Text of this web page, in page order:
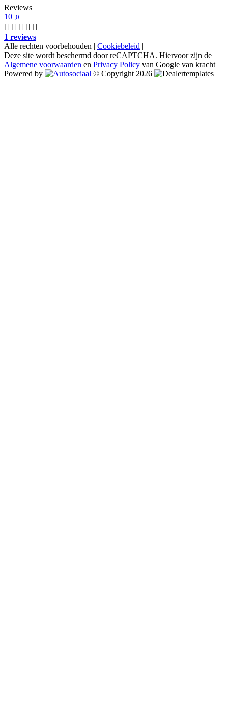
Reviews
10 ,0
1 reviews
Alle rechten voorbehouden | Cookiebeleid |
Deze site wordt beschermd door reCAPTCHA. Hiervoor zijn de
Algemene voorwaarden en Privacy Policy van Google van kracht
Powered by
© Copyright 2026